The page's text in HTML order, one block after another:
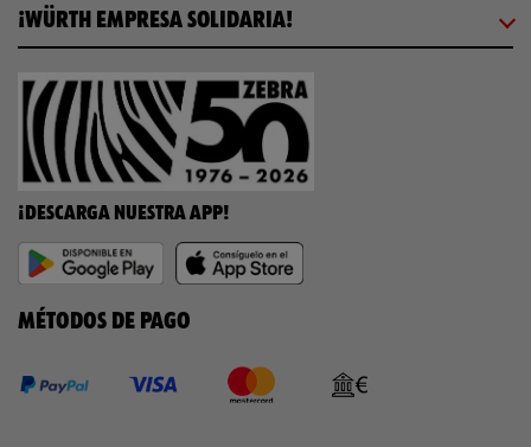
¡WÜRTH EMPRESA SOLIDARIA!
¡DESCARGA NUESTRA APP!
MÉTODOS DE PAGO